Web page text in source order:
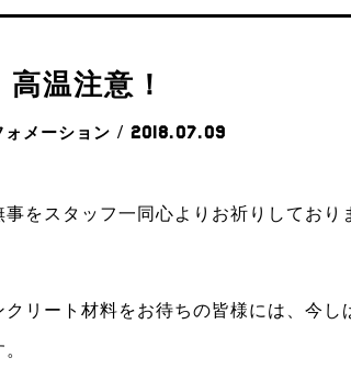
高温注意！
ォメーション / 2018.07.09
をスタッフ一同心よりお祈りしており
リート材料をお待ちの皆様には、今